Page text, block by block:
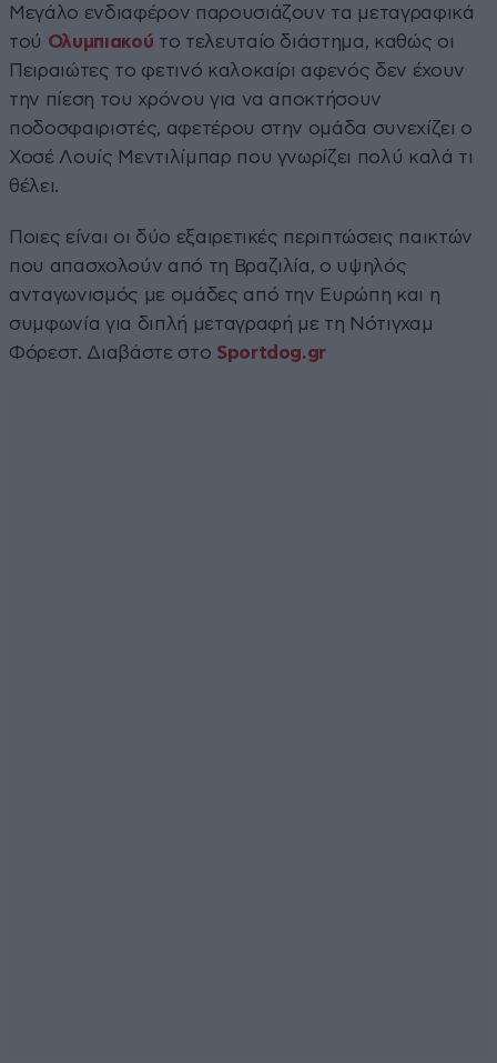
Μεγάλο ενδιαφέρον παρουσιάζουν τα μεταγραφικά
τού Ολυμπιακού το τελευταίο διάστημα, καθώς οι
Πειραιώτες το φετινό καλοκαίρι αφενός δεν έχουν
την πίεση του χρόνου για να αποκτήσουν
ποδοσφαιριστές, αφετέρου στην ομάδα συνεχίζει ο
Χοσέ Λουίς Μεντιλίμπαρ που γνωρίζει πολύ καλά τι
θέλει.
Ποιες είναι οι δύο εξαιρετικές περιπτώσεις παικτών
που απασχολούν από τη Βραζιλία, ο υψηλός
ανταγωνισμός με ομάδες από την Ευρώπη και η
συμφωνία για διπλή μεταγραφή με τη Νότιγχαμ
Φόρεστ. Διαβάστε στο Sportdog.gr